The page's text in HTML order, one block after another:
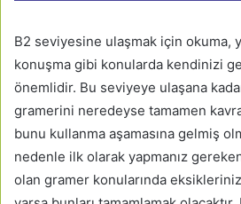
B2 seviyesine ulaşmak için okuma,
konuşma gibi konularda kendinizi
önemlidir. Bu seviyeye ulaşana
gramerini neredeyse tamamen
bunu kullanma aşamasına gelmiş
nedenle ilk olarak yapmanız
olan gramer konularında eksikleriniz